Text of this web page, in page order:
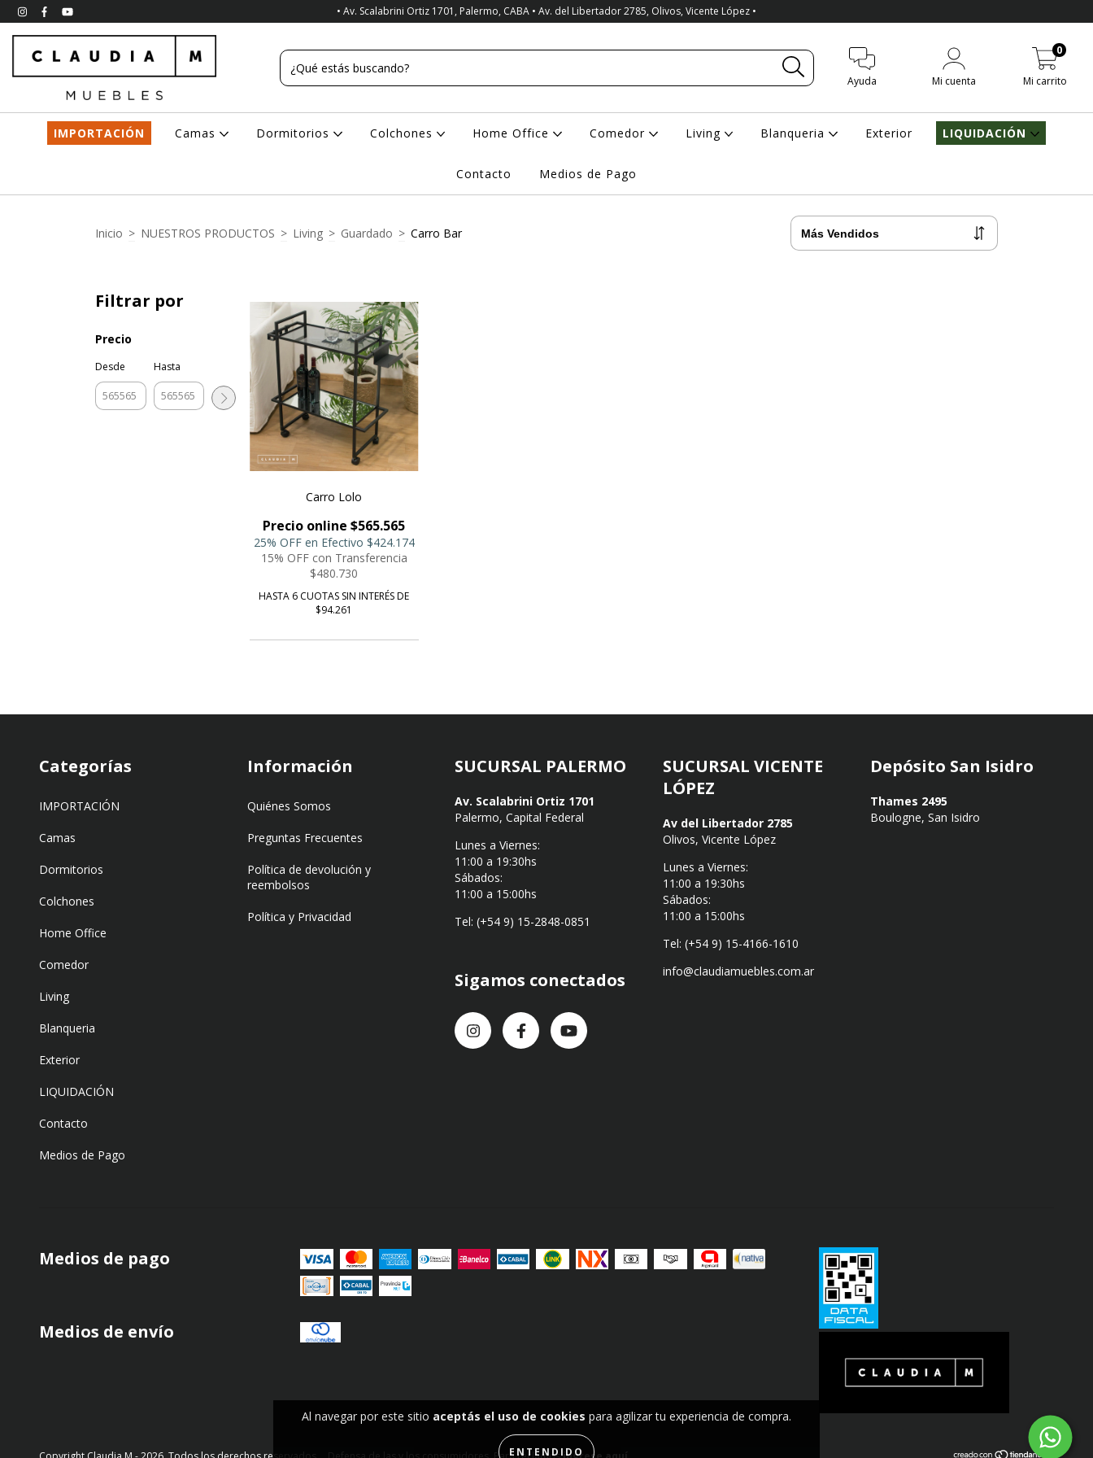
• Av. Scalabrini Ortiz 1701, Palermo, CABA • Av. del Libertador 2785, Olivos, Vicente López •
Ayuda Mi cuenta Mi carrito
0
IMPORTACIÓN Camas Dormitorios Colchones Home Office Comedor Living Blanqueria Exterior LIQUIDACIÓN
Contacto Medios de Pago
Al navegar por este sitio aceptás el uso de cookies para agilizar tu experiencia de compra.
ENTENDIDO
Inicio > NUESTROS PRODUCTOS > Living > Guardado > Carro Bar
Filtrar por
Precio
Desde Hasta
Carro Lolo
Precio online $565.565
25% OFF en Efectivo $424.174
15% OFF con Transferencia
$480.730
HASTA 6 CUOTAS SIN INTERÉS DE
$94.261
Categorías
IMPORTACIÓN
Camas
Dormitorios
Colchones
Home Office
Comedor
Living
Blanqueria
Exterior
LIQUIDACIÓN
Contacto
Medios de Pago
Información
Quiénes Somos
Preguntas Frecuentes
Política de devolución y
reembolsos
Política y Privacidad
SUCURSAL PALERMO
Av. Scalabrini Ortiz 1701
Palermo, Capital Federal
Lunes a Viernes:
11:00 a 19:30hs
Sábados:
11:00 a 15:00hs
Tel: (+54 9) 15-2848-0851
Sigamos conectados
SUCURSAL VICENTE
LÓPEZ
Av del Libertador 2785
Olivos, Vicente López
Lunes a Viernes:
11:00 a 19:30hs
Sábados:
11:00 a 15:00hs
Tel: (+54 9) 15-4166-1610
info@claudiamuebles.com.ar
Depósito San Isidro
Thames 2495
Boulogne, San Isidro
Medios de pago
Medios de envío